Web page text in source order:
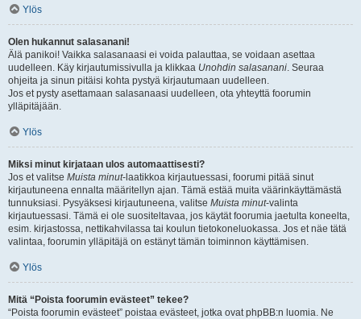
Ylös
Olen hukannut salasanani!
Älä panikoi! Vaikka salasanaasi ei voida palauttaa, se voidaan asettaa
uudelleen. Käy kirjautumissivulla ja klikkaa Unohdin salasanani. Seuraa
ohjeita ja sinun pitäisi kohta pystyä kirjautumaan uudelleen.
Jos et pysty asettamaan salasanaasi uudelleen, ota yhteyttä foorumin
ylläpitäjään.
Ylös
Miksi minut kirjataan ulos automaattisesti?
Jos et valitse Muista minut-laatikkoa kirjautuessasi, foorumi pitää sinut
kirjautuneena ennalta määritellyn ajan. Tämä estää muita väärinkäyttämästä
tunnuksiasi. Pysyäksesi kirjautuneena, valitse Muista minut-valinta
kirjautuessasi. Tämä ei ole suositeltavaa, jos käytät foorumia jaetulta koneelta,
esim. kirjastossa, nettikahvilassa tai koulun tietokoneluokassa. Jos et näe tätä
valintaa, foorumin ylläpitäjä on estänyt tämän toiminnon käyttämisen.
Ylös
Mitä “Poista foorumin evästeet” tekee?
“Poista foorumin evästeet” poistaa evästeet, jotka ovat phpBB:n luomia. Ne